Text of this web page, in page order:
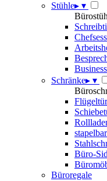
Stühle▸ ▾
Schränke▸ ▾
Büro-
Büroregale